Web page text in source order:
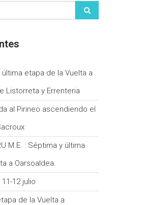
última etapa de la Vuelta a
Listorreta y Errenteria
al Pirineo ascendiendo el
M.E. : Séptima y última
a Oarsoaldea.
12 julio
de la Vuelta a